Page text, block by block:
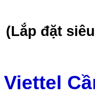
(Lắp đặt
Viettel